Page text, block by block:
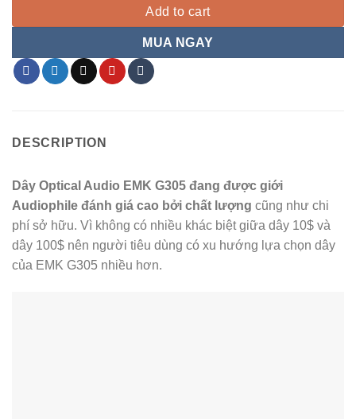
Add to cart
MUA NGAY
DESCRIPTION
Dây Optical Audio EMK G305 đang được giới
Audiophile đánh giá cao bởi chất lượng cũng như chi
phí sở hữu. Vì không có nhiều khác biệt giữa dây 10$ và
dây 100$ nên người tiêu dùng có xu hướng lựa chọn dây
của EMK G305 nhiều hơn.